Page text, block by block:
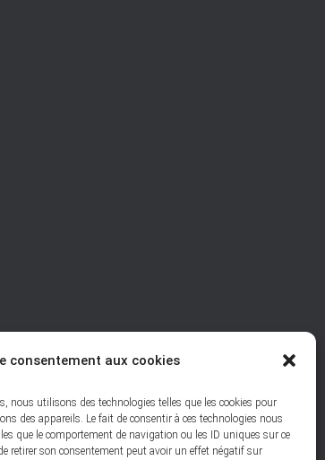
consentement aux cookies
nous utilisons des technologies telles que les cookies pour
des appareils. Le fait de consentir à ces technologies nous
que le comportement de navigation ou les ID uniques sur ce
retirer son consentement peut avoir un effet négatif sur